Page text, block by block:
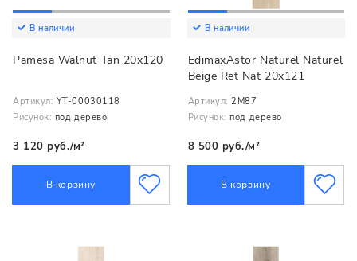
В наличии
Pamesa Walnut Tan 20x120
Артикул: YT-00030118
Рисунок: под дерево
3 120 руб./м²
В корзину
В наличии
EdimaxAstor Naturel Naturel
Beige Ret Nat 20x121
Артикул: 2M87
Рисунок: под дерево
8 500 руб./м²
В корзину